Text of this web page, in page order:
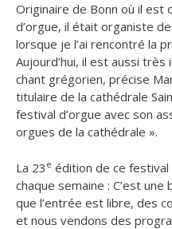
Originaire de Bonn où il
d’orgue, il était organiste
lorsque je l’ai rencontré la
Aujourd’hui, il est aussi
chant grégorien​, précise
titulaire de la cathédrale
festival d’orgue avec son
orgues de la cathédrale ».
La 23 e édition de ce
chaque semaine : C’est une
que l’entrée est libre, des
et nous vendons des